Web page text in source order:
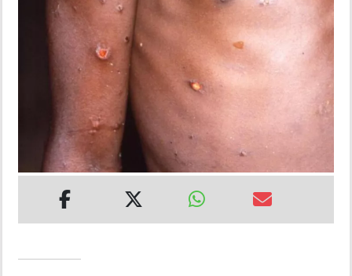
INSÓLITAS
MULTIMEDIA